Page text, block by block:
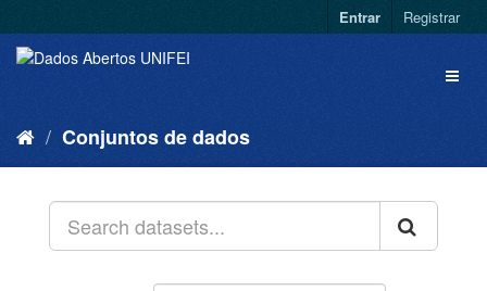
Entrar Registrar
Conjuntos de dados